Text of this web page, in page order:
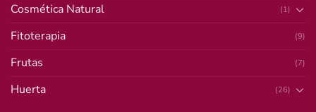
Cosmética Natural (1)
Fitoterapia (9)
Frutas (7)
Huerta (26)